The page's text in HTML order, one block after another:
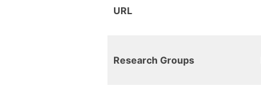
URL
Research Groups